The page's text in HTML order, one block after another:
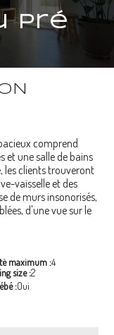
pré
comprend
et une salle de bains
les clients trouveront
vaisselle et des
de murs insonorisés,
d'une vue sur le
maximum :4
size :2
:Oui